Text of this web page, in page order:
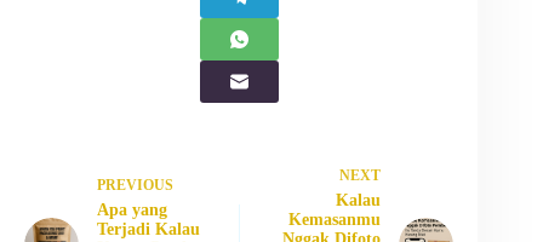
PREVIOUS
Apa yang
Terjadi Kalau
NEXT
Kalau
Kemasanmu